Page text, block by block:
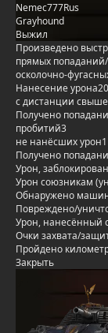
Nemec777Rus
Grayhound
Выжил
Произведено
прямых
осколочно-
Нанесение урона
с дистанции
Получено
пробитий3
не нанёсших урон1
Получено
Урон,
Урон союзникам
Обнаружено
Повреждено/
Урон, нанесённый
Очки захвата/
Пройдено
Закрыть